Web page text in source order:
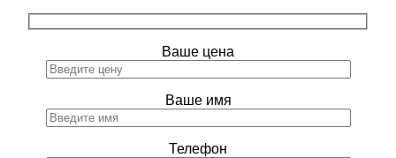
Ваше цена
Ваше имя
Телефон